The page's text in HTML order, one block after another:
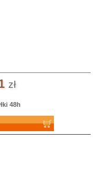
zł
48h